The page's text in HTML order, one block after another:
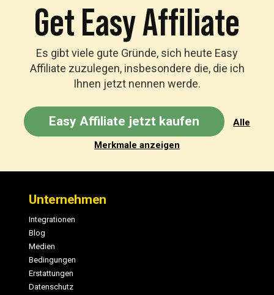
Get Easy Affiliate
Es gibt viele gute Gründe, sich heute Easy
Affiliate zuzulegen, insbesondere die, die ich
Ihnen jetzt nennen werde.
Easy Affiliate jetzt kaufen Alle
Merkmale anzeigen
Unternehmen
Integrationen
Blog
Medien
Bedingungen
Erstattungen
Datenschutz